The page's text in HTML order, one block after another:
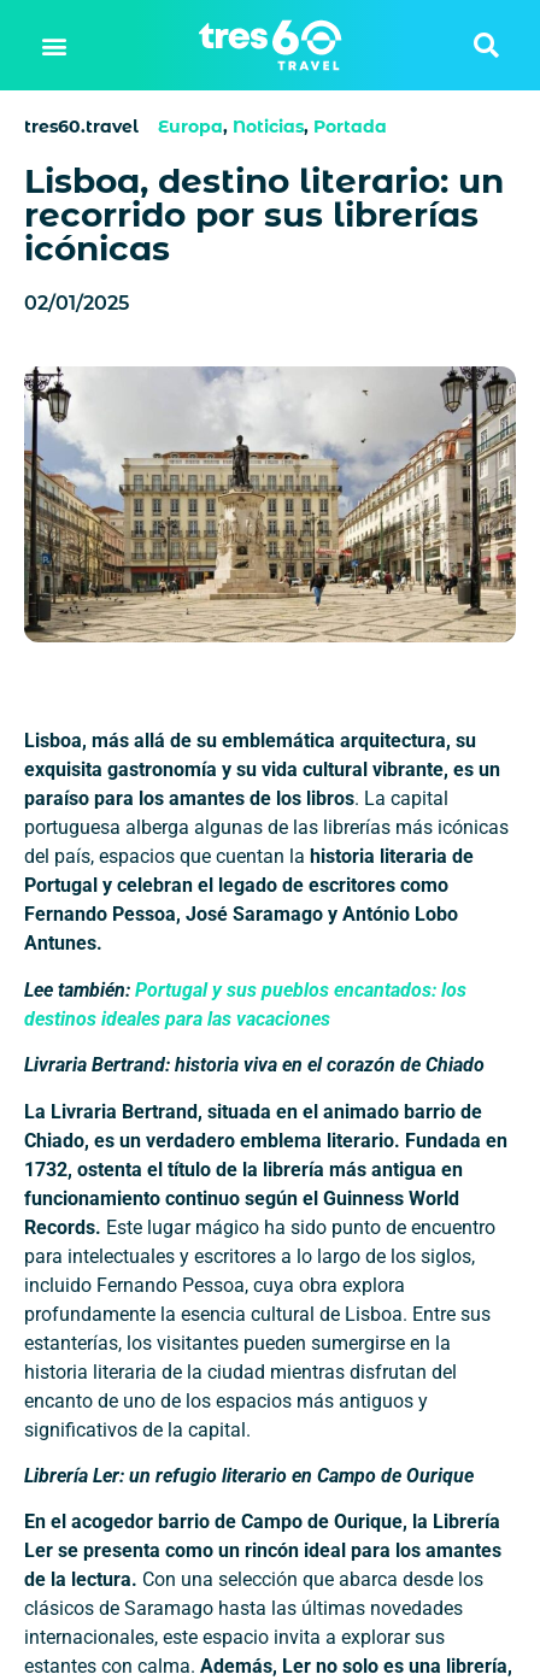
tres60.travel Europa, Noticias, Portada
Lisboa, destino literario: un
recorrido por sus librerías
icónicas
02/01/2025
Lisboa, más allá de su emblemática arquitectura, su
exquisita gastronomía y su vida cultural vibrante, es un
paraíso para los amantes de los libros. La capital
portuguesa alberga algunas de las librerías más icónicas
del país, espacios que cuentan la historia literaria de
Portugal y celebran el legado de escritores como
Fernando Pessoa, José Saramago y António Lobo
Antunes.
Lee también: Portugal y sus pueblos encantados: los
destinos ideales para las vacaciones
Livraria Bertrand: historia viva en el corazón de Chiado
La Livraria Bertrand, situada en el animado barrio de
Chiado, es un verdadero emblema literario. Fundada en
1732, ostenta el título de la librería más antigua en
funcionamiento continuo según el Guinness World
Records. Este lugar mágico ha sido punto de encuentro
para intelectuales y escritores a lo largo de los siglos,
incluido Fernando Pessoa, cuya obra explora
profundamente la esencia cultural de Lisboa. Entre sus
estanterías, los visitantes pueden sumergirse en la
historia literaria de la ciudad mientras disfrutan del
encanto de uno de los espacios más antiguos y
significativos de la capital.
Librería Ler: un refugio literario en Campo de Ourique
En el acogedor barrio de Campo de Ourique, la Librería
Ler se presenta como un rincón ideal para los amantes
de la lectura. Con una selección que abarca desde los
clásicos de Saramago hasta las últimas novedades
internacionales, este espacio invita a explorar sus
estantes con calma. Además, Ler no solo es una librería,